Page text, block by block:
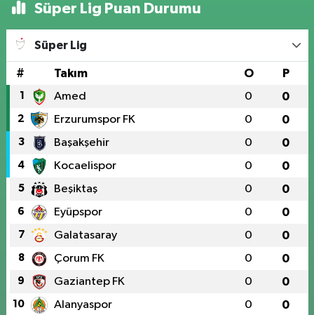
Süper Lig Puan Durumu
Süper Lig
# Takım O P
1 Amed 0 0
2 Erzurumspor FK 0 0
3 Başakşehir 0 0
4 Kocaelispor 0 0
5 Beşiktaş 0 0
6 Eyüpspor 0 0
7 Galatasaray 0 0
8 Çorum FK 0 0
9 Gaziantep FK 0 0
10 Alanyaspor 0 0